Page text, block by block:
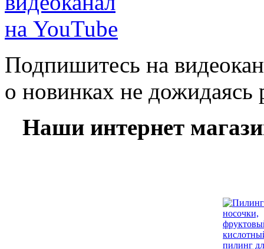
Подпишитесь на
о новинках не дожидаясь
Наши интернет